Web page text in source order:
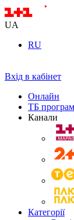
UA
RU
Вхід в кабінет
Онлайн
ТБ
Канали
Категорії